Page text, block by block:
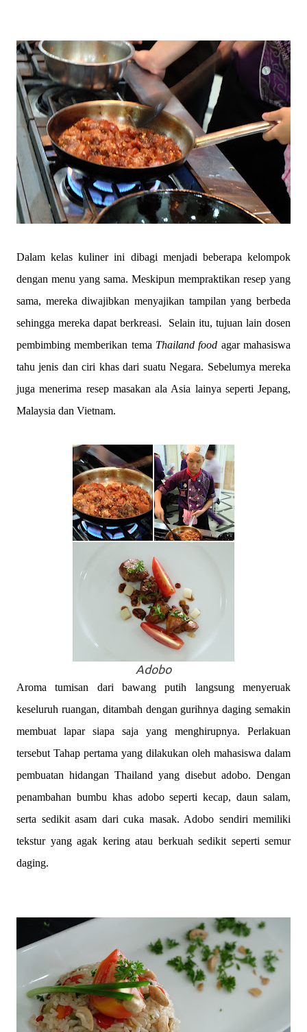
Dalam kelas kuliner ini dibagi menjadi beberapa kelompok
dengan menu yang sama. Meskipun mempraktikan resep yang
sama, mereka diwajibkan menyajikan tampilan yang berbeda
sehingga mereka dapat berkreasi.
Selain itu, tujuan lain dosen
pembimbing memberikan tema Thailand food agar mahasiswa
tahu jenis dan ciri khas dari suatu Negara. Sebelumya mereka
juga menerima resep masakan ala Asia lainya seperti Jepang,
Malaysia dan Vietnam.
Adobo
Aroma tumisan dari bawang putih langsung menyeruak
keseluruh ruangan, ditambah dengan gurihnya daging semakin
membuat lapar siapa saja yang menghirupnya. Perlakuan
tersebut Tahap pertama yang dilakukan oleh mahasiswa dalam
pembuatan hidangan Thailand yang disebut adobo. Dengan
penambahan bumbu khas adobo seperti kecap, daun salam,
serta sedikit asam dari cuka masak. Adobo sendiri memiliki
tekstur yang agak kering atau berkuah sedikit seperti semur
daging.